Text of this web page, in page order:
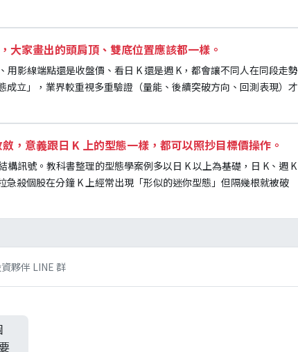
大家畫出的頭肩頂、雙底位置應該都一樣。
影線端點還是收盤價、看日 K 還是週 K，都會讓不同人在同段走勢
立」，業界較重視多重驗證（量能、後續突破方向、回測表現）才
，意義跟日 K 上的型態一樣，都可以照抄目標價操作。
訊號。教科書整理的型態學案例多以日 K 以上為基礎，日 K、週 K
殺個股在分鐘 K 上經常出現「形似的迷你型態」但隔幾根就被破
夥伴 LINE 群